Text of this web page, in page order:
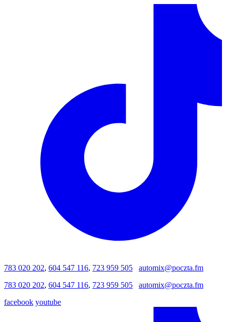
783 020 202, 604 547 116, 723 959 505
automix@poczta.fm
783 020 202, 604 547 116, 723 959 505
automix@poczta.fm
facebook youtube